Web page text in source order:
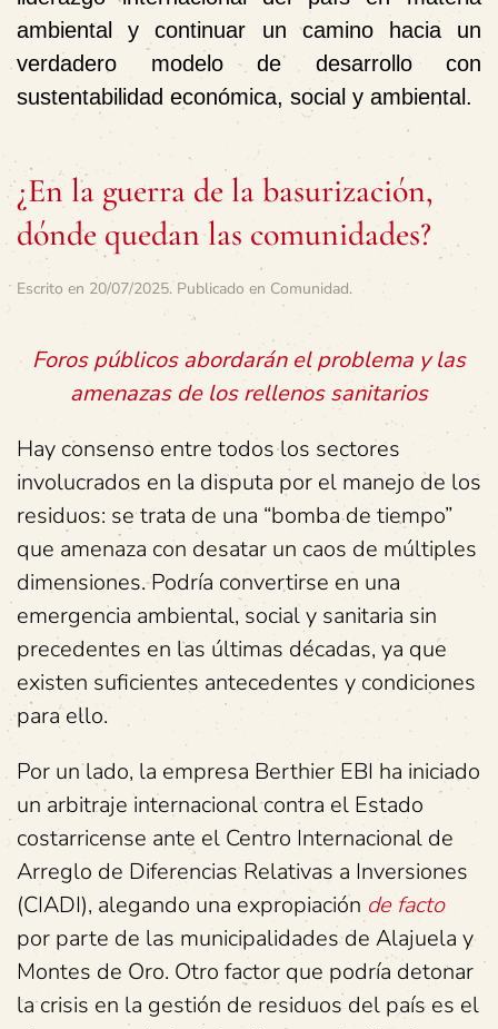
ambiental y continuar un camino hacia un
verdadero modelo de desarrollo con
sustentabilidad económica, social y ambiental.
¿En la guerra de la basurización,
dónde quedan las comunidades?
Escrito en 20/07/2025. Publicado en Comunidad.
Foros públicos abordarán el problema y las
amenazas de los rellenos sanitarios
Hay consenso entre todos los sectores
involucrados en la disputa por el manejo de los
residuos: se trata de una “bomba de tiempo”
que amenaza con desatar un caos de múltiples
dimensiones. Podría convertirse en una
emergencia ambiental, social y sanitaria sin
precedentes en las últimas décadas, ya que
existen suficientes antecedentes y condiciones
para ello.
Por un lado, la empresa Berthier EBI ha iniciado
un arbitraje internacional contra el Estado
costarricense ante el Centro Internacional de
Arreglo de Diferencias Relativas a Inversiones
(CIADI), alegando una expropiación de facto
por parte de las municipalidades de Alajuela y
Montes de Oro. Otro factor que podría detonar
la crisis en la gestión de residuos del país es el